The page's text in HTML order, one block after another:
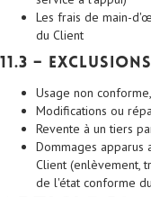
Les frais de main-
du Client
11.3 – Exclusions
Usage non
Modifications ou
Revente à un tiers
Dommages
Client (enlèvement,
de l'état conforme